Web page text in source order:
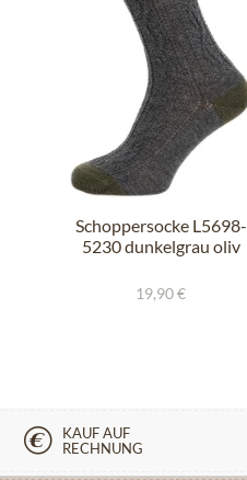
Schoppersocke L5698-
5230 dunkelgrau oliv
19,90 €
KAUF AUF
RECHNUNG